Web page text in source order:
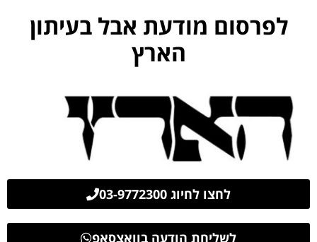
לפרסום מודעת אבל בעיתון
הארץ
לחצו לחיוג 03-9772300
לשליחת הודעה בוואצסאפ